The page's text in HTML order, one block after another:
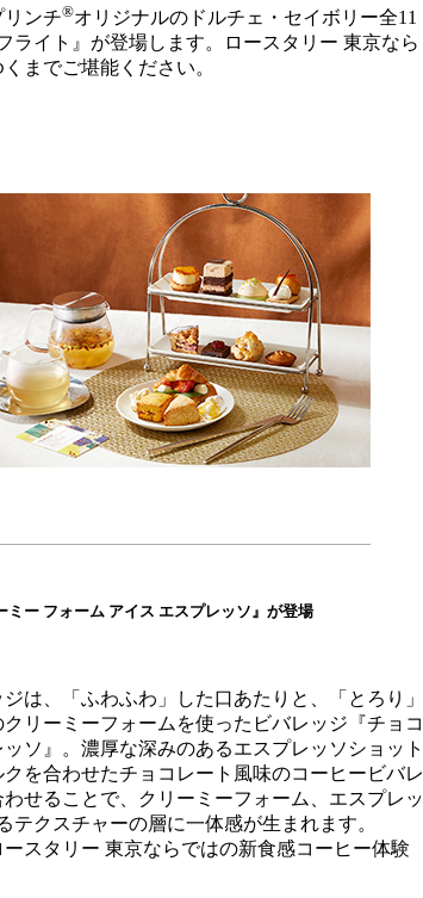
ンチ®オリジナルのドルチェ・セイボリー全11
ライト』が登場します。ロースタリー 東京なら
までご堪能ください。
ー フォーム アイス エスプレッソ』が登場
は、「ふわふわ」した口あたりと、「とろり」
リーミーフォームを使ったビバレッジ『チョコ
ソ』。濃厚な深みのあるエスプレッソショット
を合わせたチョコレート風味のコーヒービバレ
せることで、クリーミーフォーム、エスプレッ
クスチャーの層に一体感が生まれます。
スタリー 東京ならではの新食感コーヒー体験